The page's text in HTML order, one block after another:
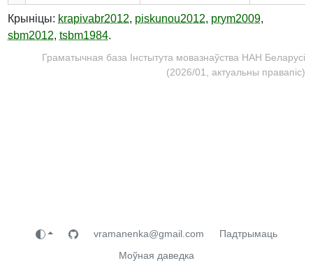
Крыніцы: krapivabr2012, piskunou2012, prym2009,
sbm2012, tsbm1984.
Граматычная база Інстытута мовазнаўства НАН Беларусі
(2026/01, актуальны правапіс)
vramanenka@gmail.com
Падтрымаць
Моўная даведка